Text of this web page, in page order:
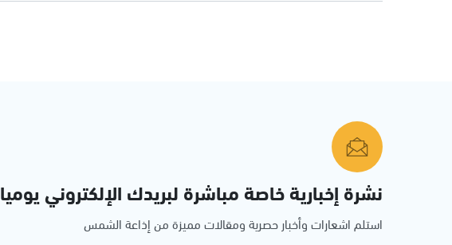
نشرة إخبارية خاصة مباشرة لبريدك الإلكتروني يوميا
استلم اشعارات وأخبار حصرية ومقالات مميزة من إذاعة الشمس